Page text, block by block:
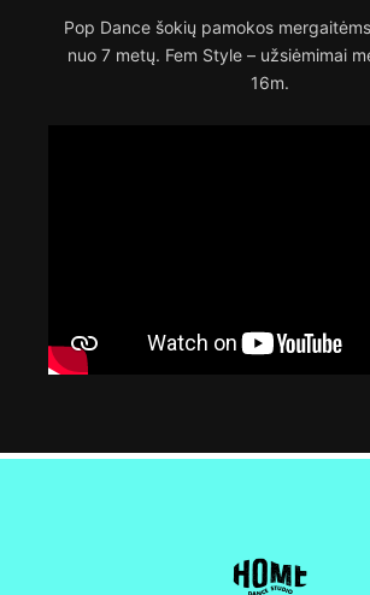
Pop Dance šokių pamokos
nuo 7 metų. Fem Style – užsiėmimai
16m.